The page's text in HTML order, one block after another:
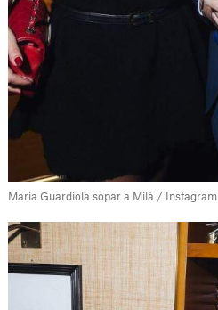
Maria Guardiola sopar a Milà / Instagram